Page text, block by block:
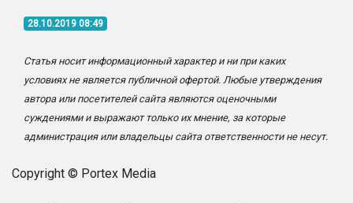
28.10.2019 08:49
Статья носит информационный характер и ни при каких
условиях не является публичной офертой. Любые утверждения
автора или посетителей сайта являются оценочными
суждениями и выражают только их мнение, за которые
администрация или владельцы сайта ответственности не несут.
Copyright © Portex Media